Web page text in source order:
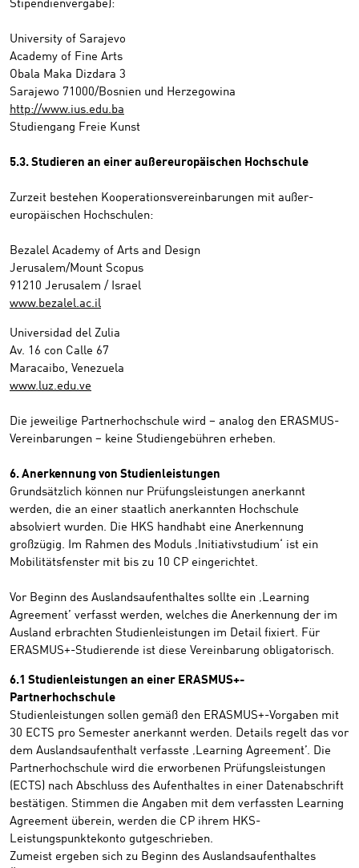
Stipendienvergabe):
University of Sarajevo
Academy of Fine Arts
Obala Maka Dizdara 3
Sarajewo 71000/Bosnien und Herzegowina
http://www.ius.edu.ba
Studiengang Freie Kunst
5.3. Studieren an einer außereuropäischen Hochschule
Zurzeit bestehen Kooperationsvereinbarungen mit außer-
europäischen Hochschulen:
Bezalel Academy of Arts and Design
Jerusalem/Mount Scopus
91210 Jerusalem / Israel
www.bezalel.ac.il
Universidad del Zulia
Av. 16 con Calle 67
Maracaibo, Venezuela
www.luz.edu.ve
Die jeweilige Partnerhochschule wird – analog den ERASMUS-
Vereinbarungen – keine Studiengebühren erheben.
6. Anerkennung von Studienleistungen
Grundsätzlich können nur Prüfungsleistungen anerkannt
werden, die an einer staatlich anerkannten Hochschule
absolviert wurden. Die HKS handhabt eine Anerkennung
großzügig. Im Rahmen des Moduls ‚Initiativstudium‘ ist ein
Mobilitätsfenster mit bis zu 10 CP eingerichtet.
Vor Beginn des Auslandsaufenthaltes sollte ein ‚Learning
Agreement’ verfasst werden, welches die Anerkennung der im
Ausland erbrachten Studienleistungen im Detail fixiert. Für
ERASMUS+-Studierende ist diese Vereinbarung obligatorisch.
6.1 Studienleistungen an einer ERASMUS+-
Partnerhochschule
Studienleistungen sollen gemäß den ERASMUS+-Vorgaben mit
30 ECTS pro Semester anerkannt werden. Details regelt das vor
dem Auslandsaufenthalt verfasste ‚Learning Agreement’. Die
Partnerhochschule wird die erworbenen Prüfungsleistungen
(ECTS) nach Abschluss des Aufenthaltes in einer Datenabschrift
bestätigen. Stimmen die Angaben mit dem verfassten Learning
Agreement überein, werden die CP ihrem HKS-
Leistungspunktekonto gutgeschrieben.
Zumeist ergeben sich zu Beginn des Auslandsaufenthaltes